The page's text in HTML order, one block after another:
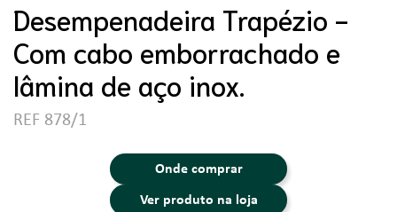
Desempenadeira Trapézio -
Com cabo emborrachado e
lâmina de aço inox.
REF 878/1
Onde comprar
Ver produto na loja